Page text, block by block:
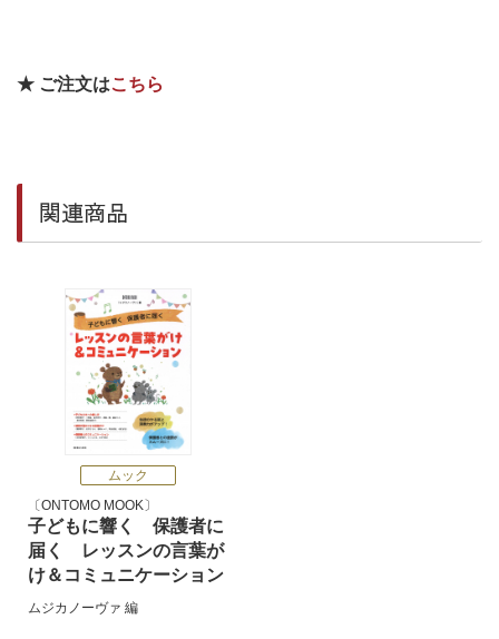
★ ご注文はこちら
関連商品
ムック
ONTOMO MOOK
子どもに響く 保護者に
届く レッスンの言葉が
け＆コミュニケーション
ムジカノーヴァ 編